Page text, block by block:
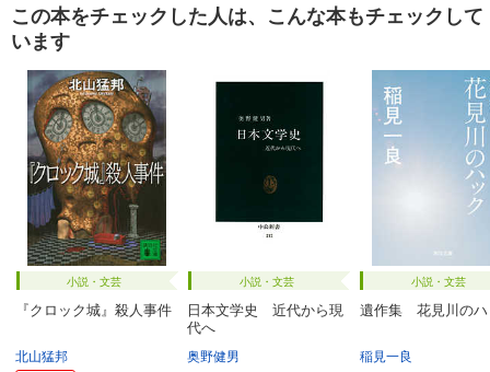
この本をチェックした人は、こんな本もチェックして
います
小説・文芸
『クロック城』殺人事件
北山猛邦
小説・文芸
日本文学史 近代から現
代へ
奥野健男
小説・文芸
遺作集 花見川のハ
稲見一良